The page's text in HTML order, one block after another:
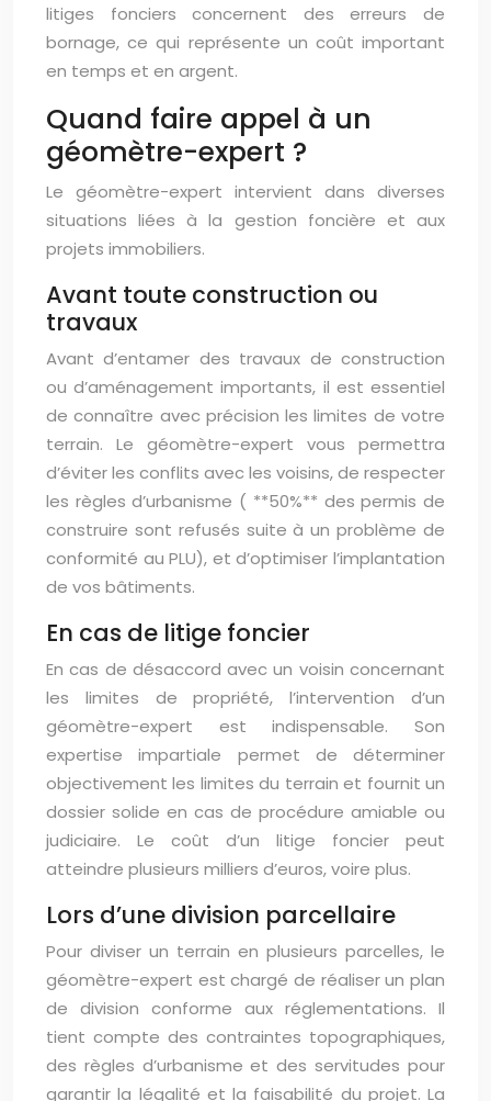
litiges fonciers concernent des erreurs de
bornage, ce qui représente un coût important
en temps et en argent.
Quand faire appel à un
géomètre-expert ?
Le géomètre-expert intervient dans diverses
situations liées à la gestion foncière et aux
projets immobiliers.
Avant toute construction ou
travaux
Avant d’entamer des travaux de construction
ou d’aménagement importants, il est essentiel
de connaître avec précision les limites de votre
terrain. Le géomètre-expert vous permettra
d’éviter les conflits avec les voisins, de respecter
les règles d’urbanisme ( **50%** des permis de
construire sont refusés suite à un problème de
conformité au PLU), et d’optimiser l’implantation
de vos bâtiments.
En cas de litige foncier
En cas de désaccord avec un voisin concernant
les limites de propriété, l’intervention d’un
géomètre-expert est indispensable. Son
expertise impartiale permet de déterminer
objectivement les limites du terrain et fournit un
dossier solide en cas de procédure amiable ou
judiciaire. Le coût d’un litige foncier peut
atteindre plusieurs milliers d’euros, voire plus.
Lors d’une division parcellaire
Pour diviser un terrain en plusieurs parcelles, le
géomètre-expert est chargé de réaliser un plan
de division conforme aux réglementations. Il
tient compte des contraintes topographiques,
des règles d’urbanisme et des servitudes pour
garantir la légalité et la faisabilité du projet. La